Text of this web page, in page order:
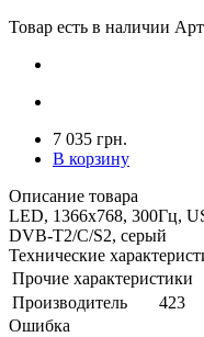
Товар есть в наличии
7 035 грн.
В корзину
Описание товара
LED, 1366x768, 300Гц,
DVB-T2/C/S2, серый
Технические
Прочие характеристики
Производитель
423
Ошибка